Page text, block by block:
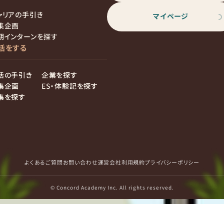
リアの手引き
企画
インターンを探す
をする
の手引き
企画
を探す
企業を探す
ES・体験記を探す
マイページ
よくあるご質問お問い合わせ運営会社利用規約プライバシーポリシー
© Concord Academy Inc. All rights reserved.